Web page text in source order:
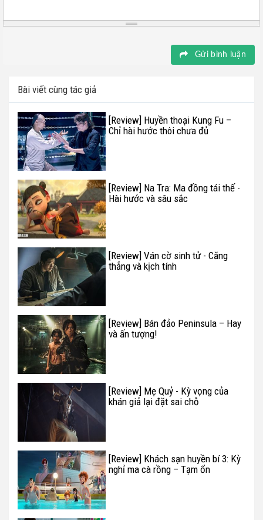
Gửi bình luận
Bài viết cùng tác giả
[Review] Huyền thoại Kung Fu –
Chỉ hài hước thôi chưa đủ
[Review] Na Tra: Ma đồng tái thế -
Hài hước và sâu sắc
[Review] Ván cờ sinh tử - Căng
thẳng và kịch tính
[Review] Bán đảo Peninsula – Hay
và ấn tượng!
[Review] Mẹ Quỷ - Kỳ vọng của
khán giả lại đặt sai chỗ
[Review] Khách sạn huyền bí 3: Kỳ
nghỉ ma cà rồng – Tạm ổn